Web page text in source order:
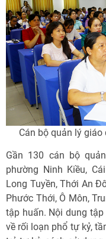
Cán bộ quản lý
Gần 130 cán bộ
phường Ninh Kiều,
Long Tuyền, Thới An
Phước Thới, Ô Môn,
tập huấn. Nội dung
về rối loạn phổ tự kỷ,